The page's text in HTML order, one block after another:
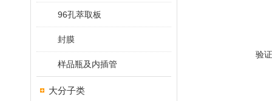
96孔萃取板
封膜
样品瓶及内插管
大分子类
验